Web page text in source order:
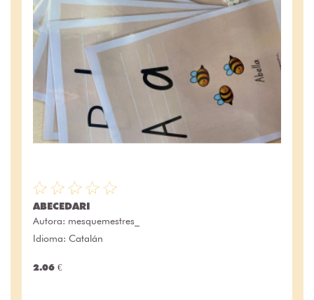
ABECEDARI
Autora: mesquemestres_
Idioma: Catalán
2.06 €